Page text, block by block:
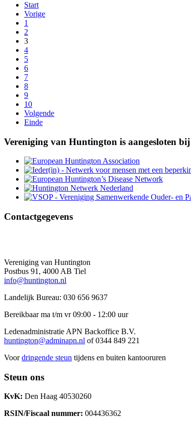
Start
Vorige
1
2
3
4
5
6
7
8
9
10
Volgende
Einde
Vereniging van Huntington is aangesloten bij
Contactgegevens
Vereniging van Huntington
Postbus 91, 4000 AB Tiel
info@huntington.nl
Landelijk Bureau: 030 656 9637
Bereikbaar ma t/m vr 09:00 - 12:00 uur
Ledenadministratie APN Backoffice B.V.
huntington@adminapn.nl of 0344 849 221
Voordringende steun tijdens en buiten kantooruren
Steun ons
KvK: Den Haag 40530260
RSIN/Fiscaal nummer: 004436362